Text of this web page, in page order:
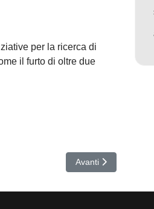
per la ricerca di
il furto di oltre due
utenti tramite false VPN e app Starlink
Articolo
Avanti